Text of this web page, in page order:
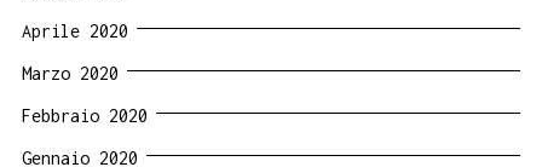
Aprile 2020
Marzo 2020
Febbraio 2020
Gennaio 2020